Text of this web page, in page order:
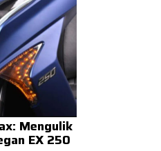
Mengulik
EX 250